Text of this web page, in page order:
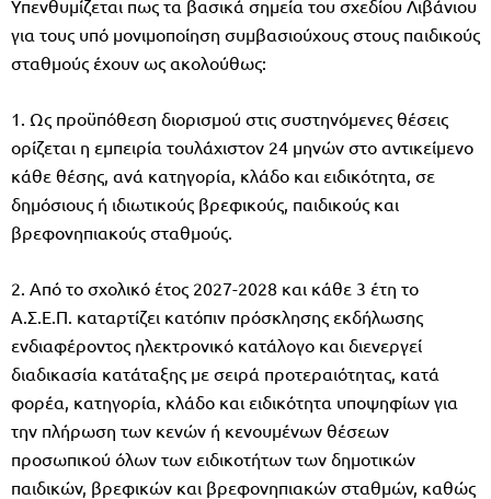
Υπενθυμίζεται πως τα βασικά σημεία του σχεδίου Λιβάνιου
για τους υπό μονιμοποίηση συμβασιούχους στους παιδικούς
σταθμούς έχουν ως ακολούθως:
1. Ως προϋπόθεση διορισμού στις συστηνόμενες θέσεις
ορίζεται η εμπειρία τουλάχιστον 24 μηνών στο αντικείμενο
κάθε θέσης, ανά κατηγορία, κλάδο και ειδικότητα, σε
δημόσιους ή ιδιωτικούς βρεφικούς, παιδικούς και
βρεφονηπιακούς σταθμούς.
2. Από το σχολικό έτος 2027-2028 και κάθε 3 έτη το
Α.Σ.Ε.Π. καταρτίζει κατόπιν πρόσκλησης εκδήλωσης
ενδιαφέροντος ηλεκτρονικό κατάλογο και διενεργεί
διαδικασία κατάταξης με σειρά προτεραιότητας, κατά
φορέα, κατηγορία, κλάδο και ειδικότητα υποψηφίων για
την πλήρωση των κενών ή κενουμένων θέσεων
προσωπικού όλων των ειδικοτήτων των δημοτικών
παιδικών, βρεφικών και βρεφονηπιακών σταθμών, καθώς